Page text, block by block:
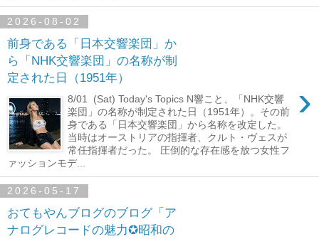
2026-08-02
前身である「日本交響楽団」か
ら「NHK交響楽団」の名称が制
定された日（1951年）
›
8/01 (Sat) Today's Topics N響こと、「NHK交響
楽団」の名称が制定された日（1951年）。その前
身である「日本交響楽団」から名称を改定した。
当時はオーストリアの指揮者、クルト・ヴェスが
常任指揮者だった。 圧倒的な存在感を放つ女性フ
ァッションモデ...
2026-05-17
おてもやんブログのブログ「ア
ナログレコードの魅力✪昭和の